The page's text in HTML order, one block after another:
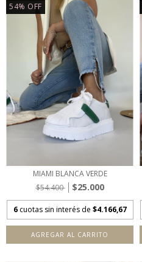
54% OFF
MIAMI BLANCA VERDE
$54.400
$25.000
6 cuotas sin interés de $4.166,67
AGREGAR AL CARRITO